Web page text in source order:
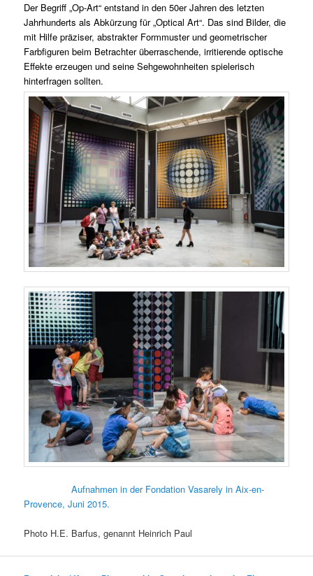
Der Begriff „Op-Art“ entstand in den 50er Jahren des letzten
Jahrhunderts als Abkürzung für „Optical Art“. Das sind Bilder, die
mit Hilfe präziser, abstrakter Formmuster und geometrischer
Farbfiguren beim Betrachter überraschende, irritierende optische
Effekte erzeugen und seine Sehgewohnheiten spielerisch
hinterfragen sollten.
Aufnahmen in der Fondation Vasarely in Aix-en-
Provence, Juni 2015.
Photo H.E. Barfus, genannt Heinrich Paul